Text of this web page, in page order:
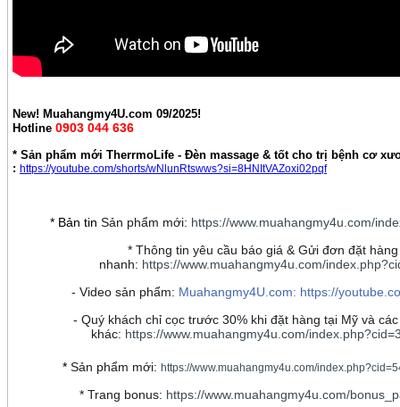
New! Muahangmy4U.com 09/2025!
Hotline 0903 044 636
* Sản phẩm mới TherrmoLife - Đèn massage & tốt cho trị bệnh cơ
: https://youtube.com/shorts/wNlunRtswws?si=8HNItVAZoxi02pqf
* Bản tin Sản phẩm mới: https://www.muahangmy4u.com/
* Thông tin yêu cầu báo giá & Gửi đơn đặt hàng
nhanh: https://www.muahangmy4u.com/
- Video sản phẩm: Muahangmy4U.com: https://
- Quý khách chỉ cọc trước 30% khi đặt hàng tại Mỹ và
khác: https://www.muahangmy4u.com/
* Sản phẩm mới: https://www.muahangmy4u.com/
* Trang bonus: https://www.muahangmy4u.com/